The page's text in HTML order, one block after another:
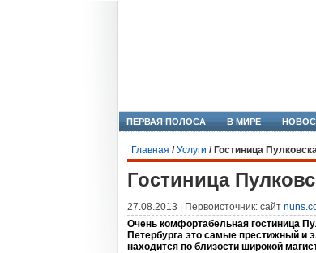
ПЕРВАЯ ПОЛОСА В МИРЕ
Главная /Услуги / Гостиница
Гостиница
27.08.2013 | Первоисточник: сайт
Очень комфортабельная гостиница
Петербурга это самые престижный и
находится по близости широкой